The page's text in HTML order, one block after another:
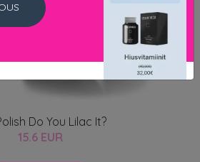
Do You Lilac It?
15.6 EUR